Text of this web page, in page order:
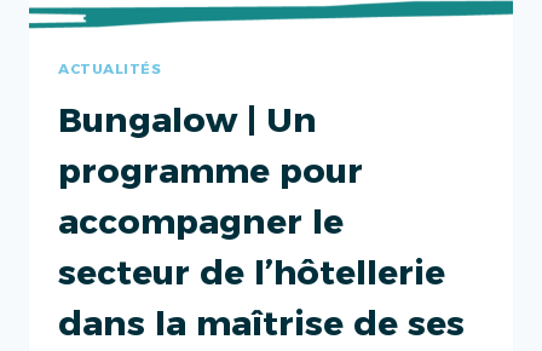
ACTUALITÉS
Bungalow | Un
programme pour
accompagner le
secteur de l’hôtellerie
dans la maîtrise de ses